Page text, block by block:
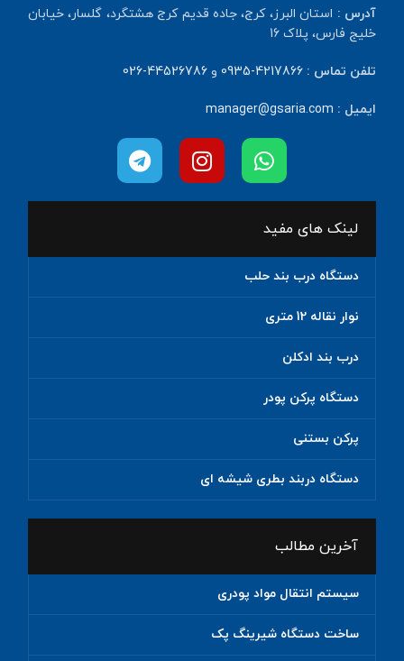
آدرس : استان البرز، کرج، جاده قدیم کرج هشتگرد، گلسار، خیابان
خلیج فارس، پلاک 16
تلفن تماس : 4217866-0935 و 44526786-026
ایمیل : manager@gsaria.com
لینک های مفید
دستگاه درب بند حلب
نوار نقاله 12 متری
درب بند ادکلن
دستگاه پرکن پودر
پرکن بستنی
دستگاه دربند بطری شیشه ای
آخرین مطالب
سیستم انتقال مواد پودری
ساخت دستگاه شیرینگ پک